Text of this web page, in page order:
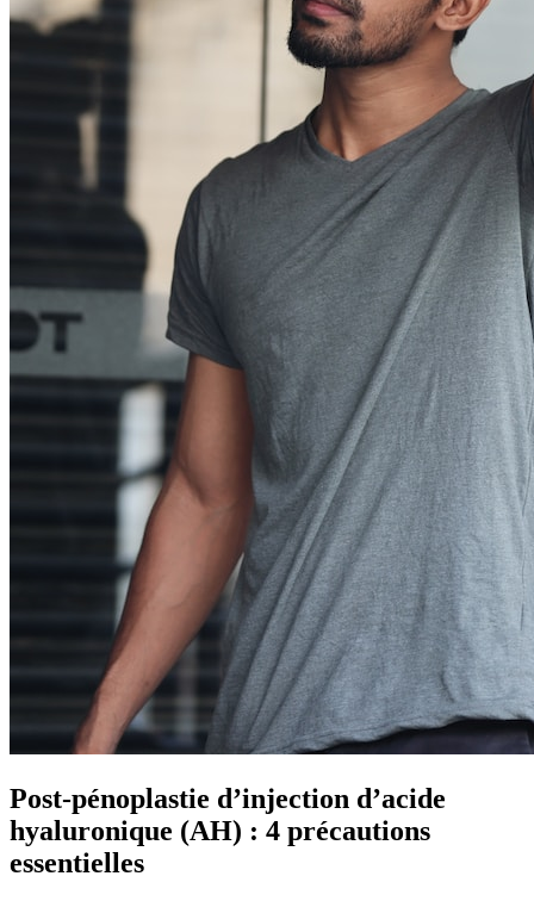
Post-pénoplastie d’injection d’acide
hyaluronique (AH) : 4 précautions
essentielles